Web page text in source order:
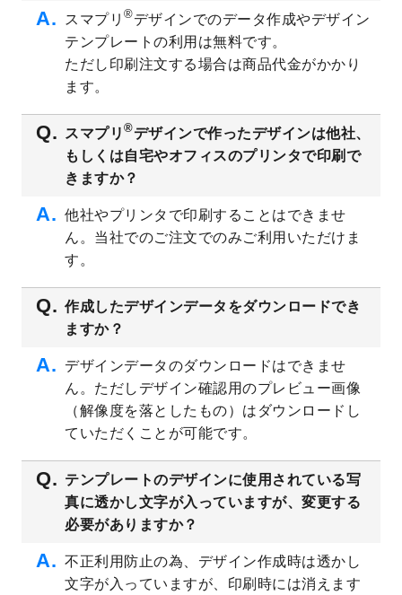
2023/8/7
【新商品】チケット
が作成できるようにな
りました！
美容・エステのチラシデザインテンプレー
トを追加しました。
いたしました。
2023/6/12
うちわのデザインテンプレート
を公開いた
しました。
を公開いたしました。
2023/5/9
書類カバー（見積書表紙）のデザインテン
追加しました。
2023/4/20
2023/4/18
セミナー・講演会のチラシデザインテンプ
レートを追加しました。
2023/4/18
スポーツジム・フィットネスクラブのチラ
シデザインテンプレート
2023/3/16
シール・ラベルのデザインテンプレートを
公開いたしました。
2023/3/13
封筒（長3、洋長3、角2）のデザインテンプ
レートを追加しました。
2023/3/13
クリアファイルのデザインテンプレート
追加しました。
スマプリ ®デザインでのデータ作成やデザイン
テンプレートの利用は無料です。
ただし印刷注文する場合は商品代金がかかり
ます。
スマプリ ®デザインで作ったデザインは他社、
もしくは自宅やオフィスのプリンタで印刷で
きますか？
他社やプリンタで印刷することはできませ
ん。当社でのご注文でのみご利用いただけま
す。
作成したデザインデータをダウンロードでき
ますか？
デザインデータのダウンロードはできませ
ん。ただしデザイン確認用のプレビュー画像
（解像度を落としたもの）はダウンロードし
ていただくことが可能です。
テンプレートのデザインに使用されている写
真に透かし文字が入っていますが、変更する
必要がありますか？
不正利用防止の為、デザイン作成時は透かし
文字が入っていますが、印刷時には消えます